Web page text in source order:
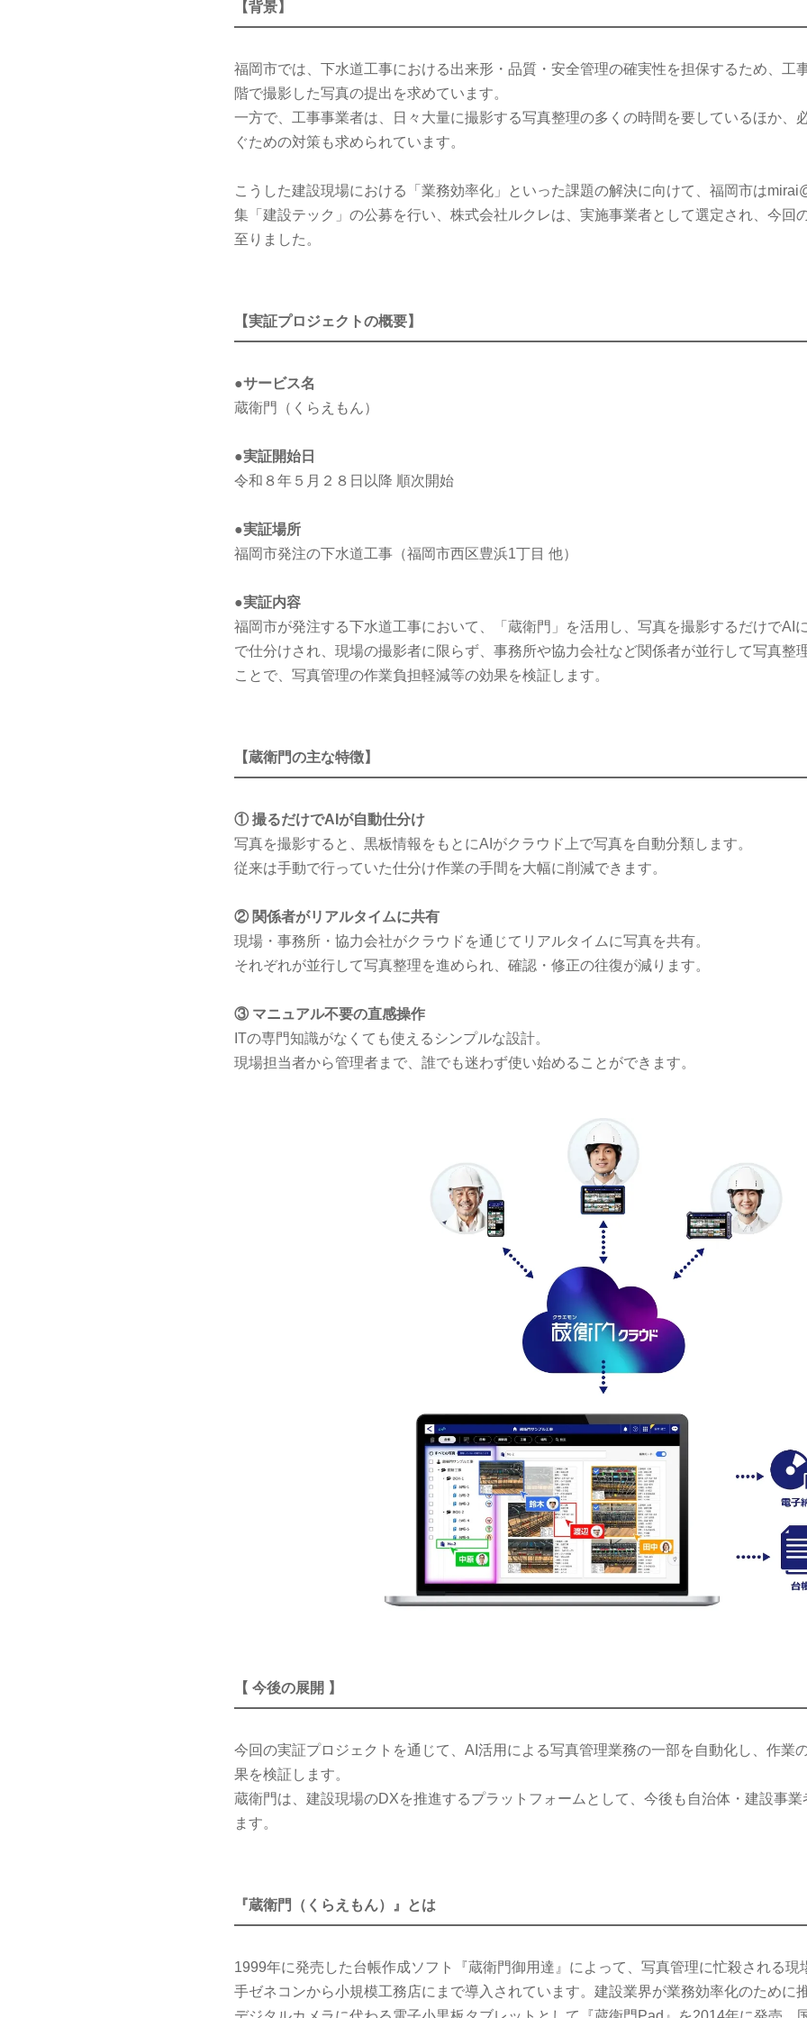
【背景】
福岡市では、下水道工事における出来形・品質・安全管理の確実性を担保するため、工
階で撮影した写真の提出を求めています。
一方で、工事事業者は、日々大量に撮影する写真整理の多くの時間を要しているほか、
ぐための対策も求められています。
こうした建設現場における「業務効率化」といった課題の解決に向けて、福岡市は
集「建設テック」の公募を行い、株式会社ルクレは、実施事業者として選定され、今回
至りました。
【実証プロジェクトの概要】
●サービス名
蔵衛門（くらえもん）
●実証開始日
令和８年５月２８日以降 順次開始
●実証場所
福岡市発注の下水道工事（福岡市西区豊浜1丁目 他）
●実証内容
福岡市が発注する下水道工事において、「蔵衛門」を活用し、写真を撮影するだけでAI
で仕分けされ、現場の撮影者に限らず、事務所や協力会社など関係者が並行して写真整
ことで、写真管理の作業負担軽減等の効果を検証します。
【蔵衛門の主な特徴】
① 撮るだけでAIが自動仕分け
写真を撮影すると、黒板情報をもとにAIがクラウド上で写真を自動分類します。
従来は手動で行っていた仕分け作業の手間を大幅に削減できます。
② 関係者がリアルタイムに共有
現場・事務所・協力会社がクラウドを通じてリアルタイムに写真を共有。
それぞれが並行して写真整理を進められ、確認・修正の往復が減ります。
③ マニュアル不要の直感操作
ITの専門知識がなくても使えるシンプルな設計。
現場担当者から管理者まで、誰でも迷わず使い始めることができます。
【 今後の展開 】
今回の実証プロジェクトを通じて、AI活用による写真管理業務の一部を自動化し、作業
果を検証します。
蔵衛門は、建設現場のDXを推進するプラットフォームとして、今後も自治体・建設事
ます。
『蔵衛門（くらえもん）』とは
1999年に発売した台帳作成ソフト『蔵衛門御用達』によって、写真管理に忙殺される現
手ゼネコンから小規模工務店にまで導入されています。建設業界が業務効率化のために